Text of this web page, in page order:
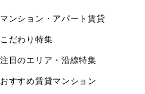
マンション・アパート賃貸
こだわり特集
注目のエリア・沿線特集
おすすめ賃貸マンション